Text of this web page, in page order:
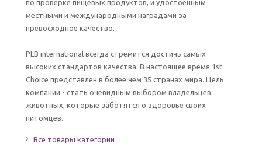
по проверке пищевых продуктов, и удостоенным
местными и международными наградами за
превосходное качество.
PLB international всегда стремится достичь самых
высоких стандартов качества. В настоящее время 1st
Choice представлен в более чем 35 странах мира. Цель
компании - стать очевидным выбором владельцев
животных, которые заботятся о здоровье своих
питомцев.
Все товары категории